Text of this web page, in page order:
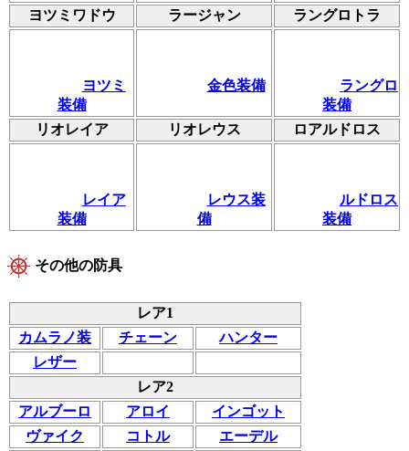
ヨツミワドウ
ラージャン ラングロトラ
ヨツミ
装備
金色装備
ラングロ
装備
リオレイア
リオレウス ロアルドロス
レイア
装備
レウス装
備
ルドロス
装備
その他の防具
レア1
カムラノ装
チェーン
ハンター
レザー
レア2
アルブーロ
アロイ
インゴット
ヴァイク
コトル
エーデル